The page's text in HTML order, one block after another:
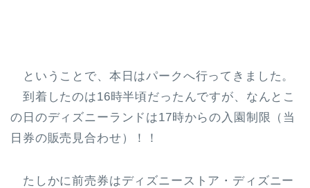
ということで、本日はパークへ行ってきました。
到着したのは16時半頃だったんですが、なんとこ
の日のディズニーランドは17時からの入園制限（当
日券の販売見合わせ）！！
たしかに前売券はディズニーストア・ディズニー